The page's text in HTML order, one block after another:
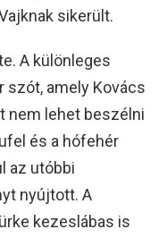
sikerült.
A különleges
szót, amely Kovács
nem lehet beszélni
és a hófehér
az utóbbi
nyújtott. A
kezeslábas is